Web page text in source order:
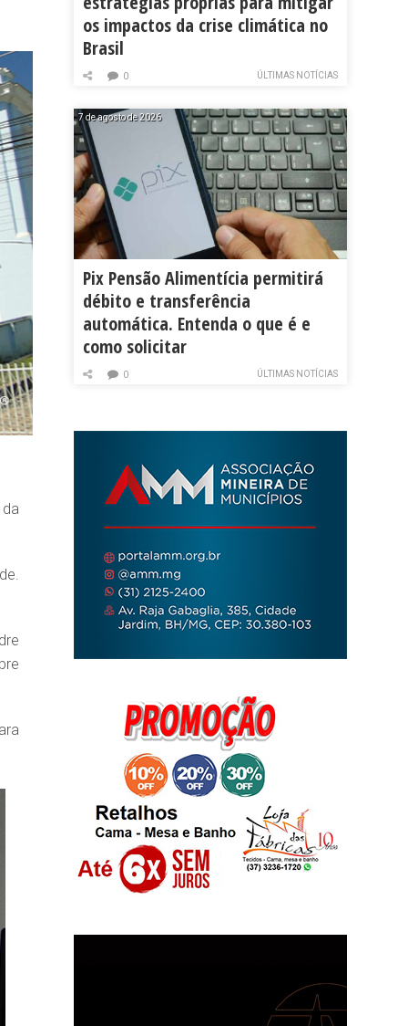
os impactos da crise climática no
Brasil
ÚLTIMAS NOTÍCIAS
0
7 de agosto de 2026
Pix Pensão Alimentícia permitirá
débito e transferência
automática. Entenda o que é e
como solicitar
ÚLTIMAS NOTÍCIAS
0